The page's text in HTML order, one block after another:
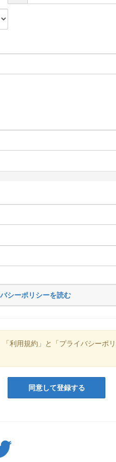
シーポリシーを読む
利用規約」と「プライバシーポ
同意して登録する